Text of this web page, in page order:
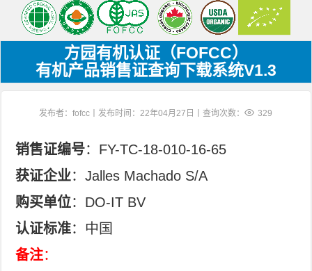
方园有机认证（FOFCC）
有机产品销售证查询下载系统V1.3
发布者：fofcc丨发布时间：22年04月27日丨查询次数： 329
销售证编号：FY-TC-18-010-16-65
获证企业：Jalles Machado S/A
购买单位：DO-IT BV
认证标准：中国
备注：